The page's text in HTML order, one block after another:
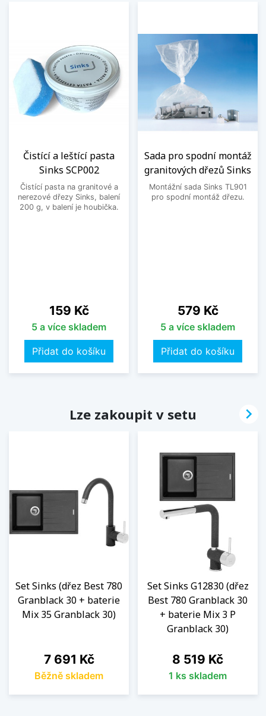
Čistící a leštící pasta
Sinks SCP002
Čistící pasta na granitové a
nerezové dřezy Sinks, balení
200 g, v balení je houbička.
Cena
159 Kč
5 a více skladem
Přidat do košíku
Sada pro spodní montáž
granitových dřezů Sinks
Montážní sada Sinks TL901
pro spodní montáž dřezu.
Cena
579 Kč
5 a více skladem
Přidat do košíku
Lze zakoupit v setu
Set Sinks (dřez Best 780
Granblack 30 + baterie
Mix 35 Granblack 30)
Cena
7 691 Kč
Běžně skladem
Set Sinks G12830 (dřez
Best 780 Granblack 30
+ baterie Mix 3 P
Granblack 30)
Cena
8 519 Kč
1 ks skladem
